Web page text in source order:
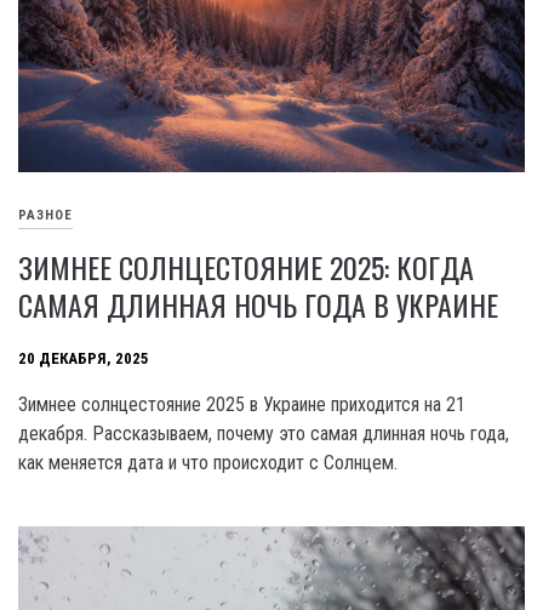
РАЗНОЕ
ЗИМНЕЕ СОЛНЦЕСТОЯНИЕ 2025: КОГДА
САМАЯ ДЛИННАЯ НОЧЬ ГОДА В УКРАИНЕ
20 ДЕКАБРЯ, 2025
Зимнее солнцестояние 2025 в Украине приходится на 21
декабря. Рассказываем, почему это самая длинная ночь года,
как меняется дата и что происходит с Солнцем.